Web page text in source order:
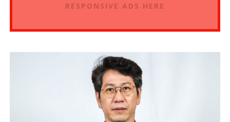
RESPONSIVE ADS HERE